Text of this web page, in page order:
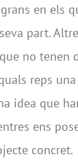
en els
part.
no tenen
reps
idea que
ens
concret.